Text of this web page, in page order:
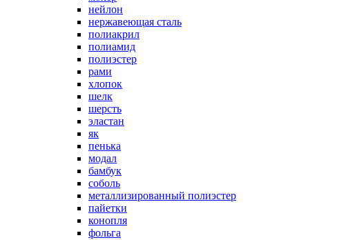
нейлон
нержавеющая сталь
полиакрил
полиамид
полиэстер
рами
хлопок
шелк
шерсть
эластан
як
пенька
модал
бамбук
соболь
металлизированный полиэстер
пайетки
конопля
фольга